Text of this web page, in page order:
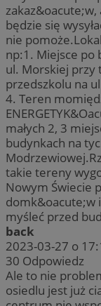
będzie się
nie
np:1. Miejsce po
ul. Morskiej przy
przedszkolu na
4. Teren
małych 2, 3
budynkach na
takie tereny
Nowym Świecie
domk&oacute;w
myśleć przed
back
2023-03-27 o
30 Odpowiedz
Ale to nie
osiedlu jest już